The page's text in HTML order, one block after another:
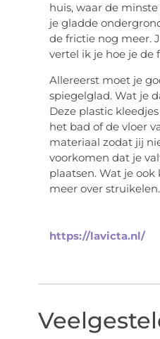
huis, waar de
je gladde
de frictie nog meer.
vertel ik je hoe je de
Allereerst moet je
spiegelglad. Wat je
Deze plastic
het bad of de vloer
materiaal zodat jij
voorkomen dat je
plaatsen. Wat je
meer over struikelen.
https://lavicta.nl/